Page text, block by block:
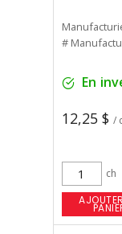
#
En
12,25 $ /
ch